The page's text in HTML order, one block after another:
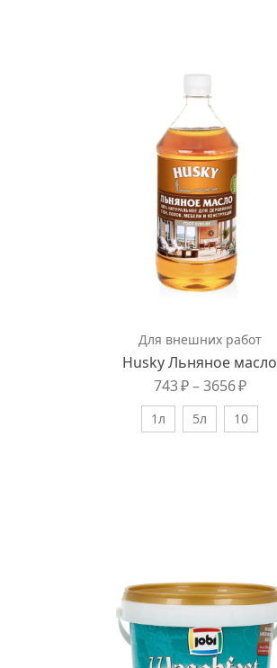
Для внешних работ
Husky Льняное масло
743₽ – 3656₽
1л 5л 10